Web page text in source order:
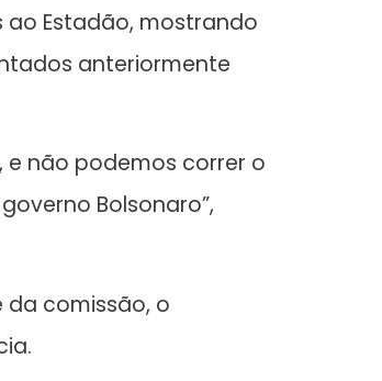
Estadão, mostrando
anteriormente
e não podemos correr o
Bolsonaro”,
comissão, o